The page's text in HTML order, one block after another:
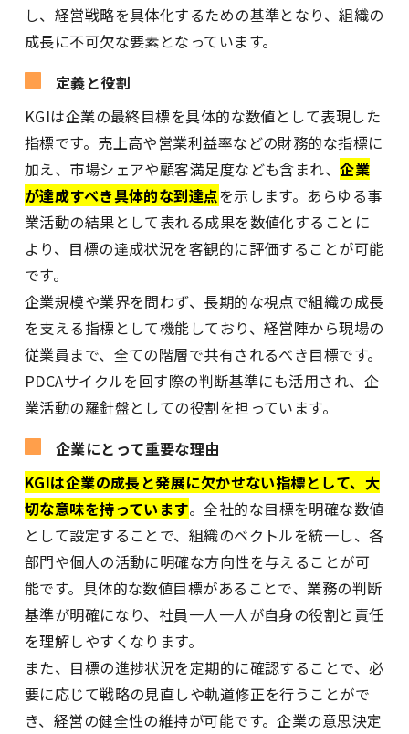
し、経営戦略を具体化するための基準となり、組織の
成長に不可欠な要素となっています。
定義と役割
KGIは企業の最終目標を具体的な数値として表現した
指標です。売上高や営業利益率などの財務的な指標に
加え、市場シェアや顧客満足度なども含まれ、企業
が達成すべき具体的な到達点を示します。あらゆる事
業活動の結果として表れる成果を数値化することに
より、目標の達成状況を客観的に評価することが可能
です。
企業規模や業界を問わず、長期的な視点で組織の成長
を支える指標として機能しており、経営陣から現場の
従業員まで、全ての階層で共有されるべき目標です。
PDCAサイクルを回す際の判断基準にも活用され、企
業活動の羅針盤としての役割を担っています。
企業にとって重要な理由
KGIは企業の成長と発展に欠かせない指標として、大
切な意味を持っています。全社的な目標を明確な数値
として設定することで、組織のベクトルを統一し、各
部門や個人の活動に明確な方向性を与えることが可
能です。具体的な数値目標があることで、業務の判断
基準が明確になり、社員一人一人が自身の役割と責任
を理解しやすくなります。
また、目標の進捗状況を定期的に確認することで、必
要に応じて戦略の見直しや軌道修正を行うことがで
き、経営の健全性の維持が可能です。企業の意思決定